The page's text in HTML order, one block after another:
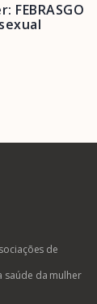
FEBRASGO
de
saúde da mulher